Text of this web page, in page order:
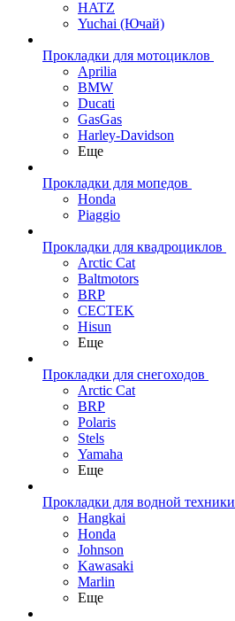
HATZ
Yuchai (Ючай)
Прокладки для мотоциклов
Aprilia
BMW
Ducati
GasGas
Harley-Davidson
Еще
Прокладки для мопедов
Honda
Piaggio
Прокладки для квадроциклов
Arctic Cat
Baltmotors
BRP
CECTEK
Hisun
Еще
Прокладки для снегоходов
Arctic Cat
BRP
Polaris
Stels
Yamaha
Еще
Прокладки для водной техники
Hangkai
Honda
Johnson
Kawasaki
Marlin
Еще